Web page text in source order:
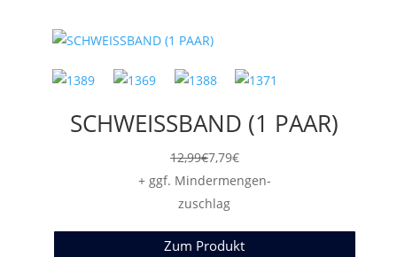
SCHWEISSBAND (1 PAAR)
12,99€7,79€
+ ggf. Mindermengen-
zuschlag
Zum Produkt